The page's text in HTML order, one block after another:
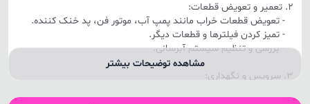
2. تعمیر و تعویض قطعات:
- تعویض قطعات خراب مانند پمپ آب، موتور فن، پد خنک کننده.
- تمیز کردن فیلترها و قطعات دیگر.
- بررسی و تنظیم سیستم آبرسانی.
3. سرویس و نگهداری:
مشاهده توضیحات بیشتر